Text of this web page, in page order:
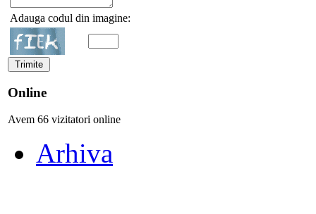
Adauga codul din imagine:
Online
Avem 66 vizitatori online
Arhiva